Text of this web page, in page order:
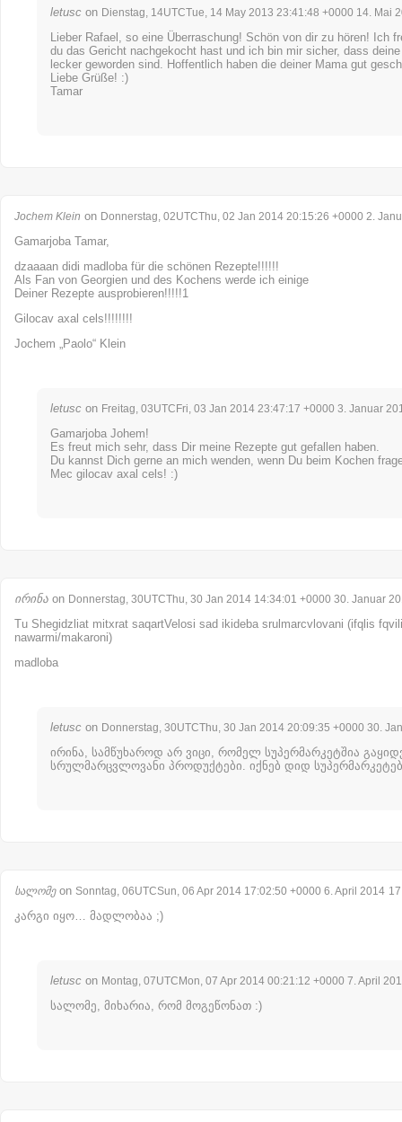
letusc on Dienstag, 14UTCTue, 14 May 2013 23:41:48 +0000 14. Mai
Lieber Rafael, so eine Überraschung! Schön von dir zu hören! Ich
du das Gericht nachgekocht hast und ich bin mir sicher, dass
lecker geworden sind. Hoffentlich haben die deiner Mama gut
Liebe Grüße! :)
Tamar
Jochem Klein on Donnerstag, 02UTCThu, 02 Jan 2014 20:15:26 +0000 2.
Gamarjoba Tamar,
dzaaaan didi madloba für die schönen Rezepte!!!!!!
Als Fan von Georgien und des Kochens werde ich einige
Deiner Rezepte ausprobieren!!!!!1
Gilocav axal cels!!!!!!!!
Jochem „Paolo“ Klein
letusc on Freitag, 03UTCFri, 03 Jan 2014 23:47:17 +0000 3. Januar
Gamarjoba Johem!
Es freut mich sehr, dass Dir meine Rezepte gut gefallen haben.
Du kannst Dich gerne an mich wenden, wenn Du beim Kochen
Mec gilocav axal cels! :)
ირინა on Donnerstag, 30UTCThu, 30 Jan 2014 14:34:01 +0000 30. Januar
Tu Shegidzliat mitxrat saqartVelosi sad ikideba srulmarcvlovani (ifqlis
nawarmi/makaroni)
madloba
letusc on Donnerstag, 30UTCThu, 30 Jan 2014 20:09:35 +0000 30.
ირინა, სამწუხაროდ არ ვიცი, რომელ სუპერმარკეტშია
სრულმარცვლოვანი პროდუქტები. იქნებ დიდ
სალომეon Sonntag, 06UTCSun, 06 Apr 2014 17:02:50 +0000 6. April 2014
კარგი იყო… მადლობაა ;)
letusc on Montag, 07UTCMon, 07 Apr 2014 00:21:12 +0000 7. April
სალომე, მიხარია, რომ მოგეწონათ :)